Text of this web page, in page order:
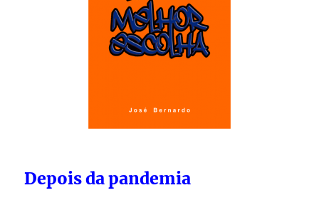
Depois da pandemia